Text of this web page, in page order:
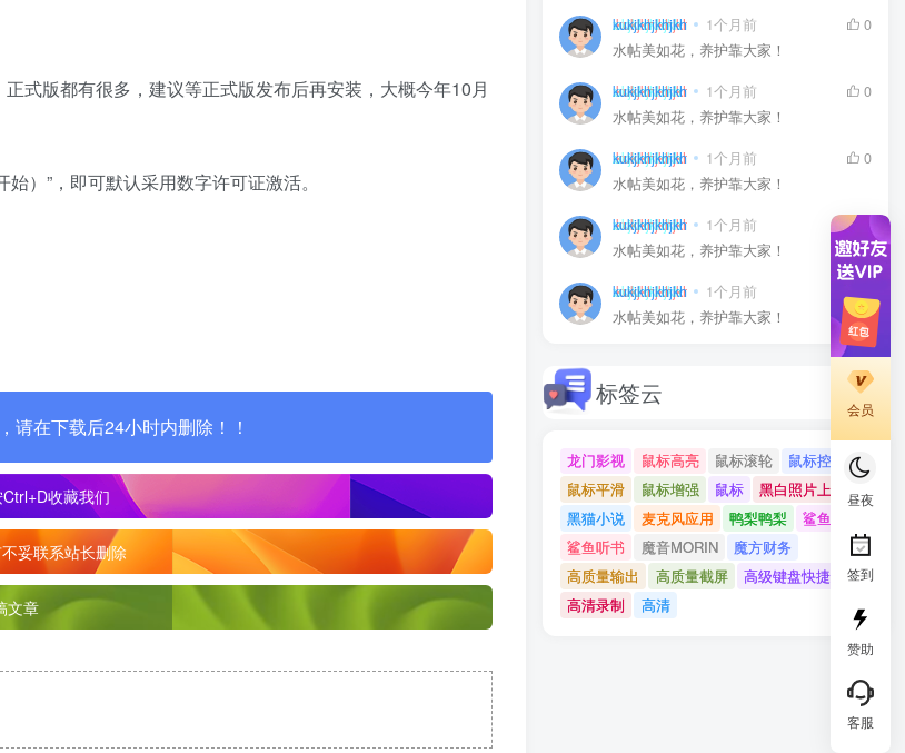
式版都有很多，建议等正式版发布后再安装，大概今年10月
）”，即可默认采用数字许可证激活。
请在下载后24小时内删除！！
收藏我们
妥联系站长删除
文章
kukjkhjkhjkh 1个月前
0
水帖美如花，养护靠大家！
kukjkhjkhjkh 1个月前
0
水帖美如花，养护靠大家！
kukjkhjkhjkh 1个月前
0
水帖美如花，养护靠大家！
kukjkhjkhjkh 1个月前
0
水帖美如花，养护靠大家！
kukjkhjkhjkh 1个月前
水帖美如花，养护靠大家！
标签云
龙门影视 鼠标高亮 鼠标滚轮
鼠标控制
鼠标平滑
鼠标增强 鼠标
黑白照片上色
黑猫小说
麦克风应用 鸭梨鸭梨
鲨鱼记账
鲨鱼听书
魔音MORIN
魔方财务
高质量输出
高质量截屏
高级键盘快捷键
高清录制
高清
会员
昼夜
签到
赞助
客服